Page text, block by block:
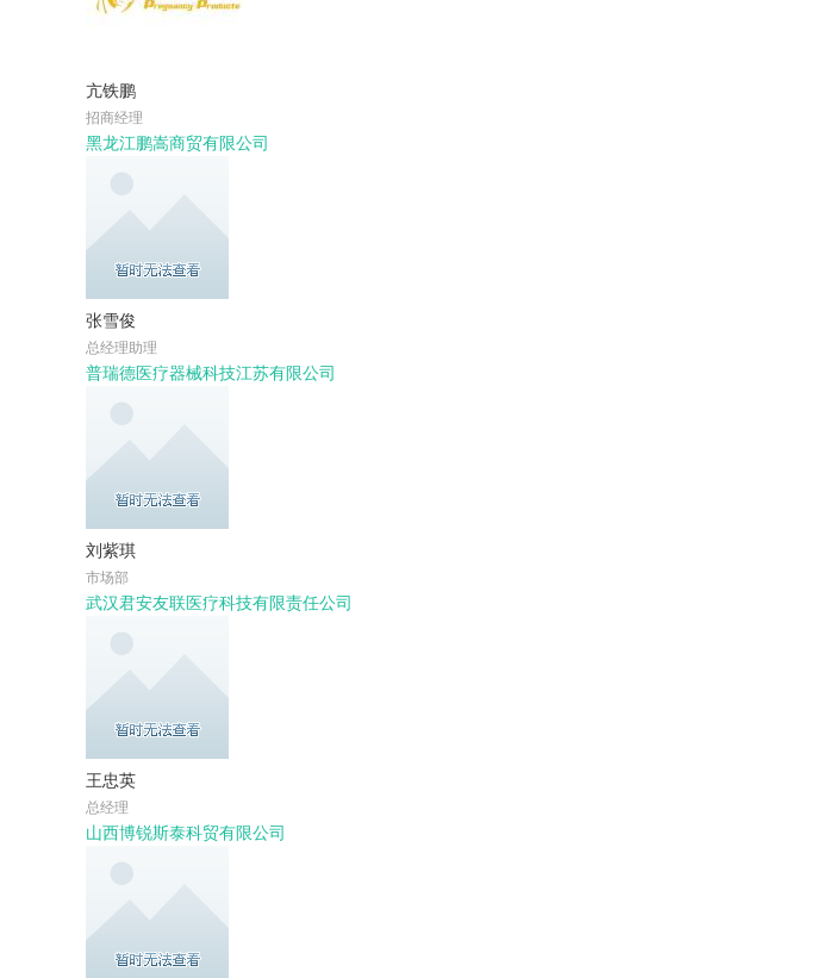
亢铁鹏
招商经理
黑龙江鹏嵩商贸有限公司
张雪俊
总经理助理
普瑞德医疗器械科技江苏有限公司
刘紫琪
市场部
武汉君安友联医疗科技有限责任公司
王忠英
总经理
山西博锐斯泰科贸有限公司